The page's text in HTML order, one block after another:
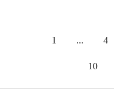
1 ... 4
10